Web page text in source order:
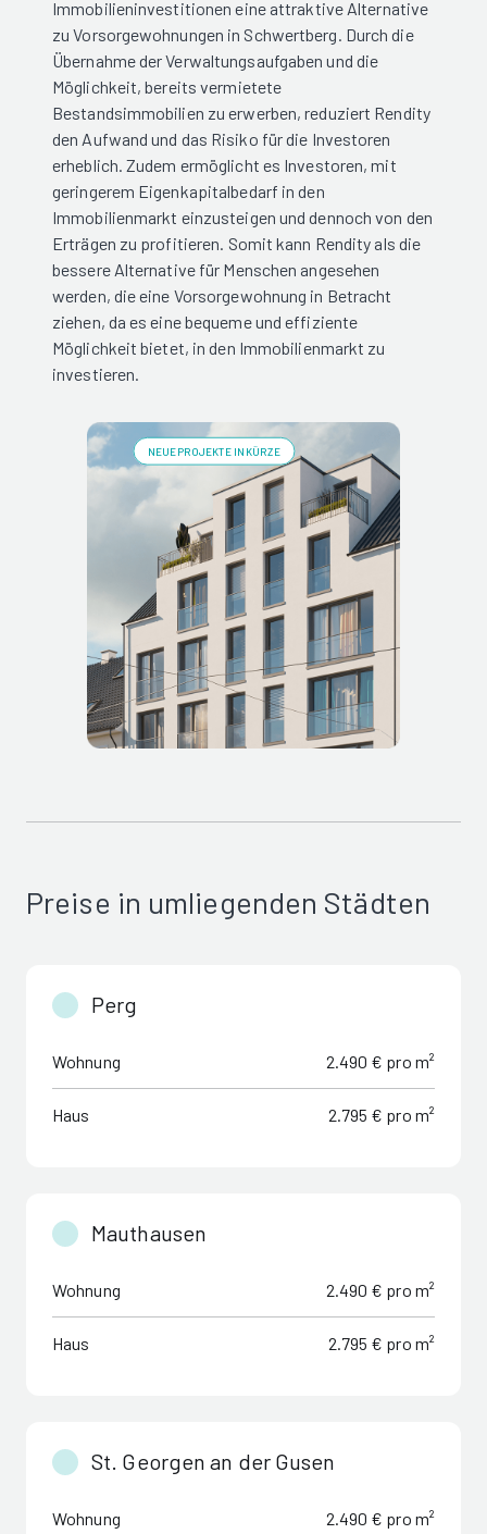
Immobilieninvestitionen eine attraktive Alternative
zu Vorsorgewohnungen in Schwertberg. Durch die
Übernahme der Verwaltungsaufgaben und die
Möglichkeit, bereits vermietete
Bestandsimmobilien zu erwerben, reduziert Rendity
den Aufwand und das Risiko für die Investoren
erheblich. Zudem ermöglicht es Investoren, mit
geringerem Eigenkapitalbedarf in den
Immobilienmarkt einzusteigen und dennoch von den
Erträgen zu profitieren. Somit kann Rendity als die
bessere Alternative für Menschen angesehen
werden, die eine Vorsorgewohnung in Betracht
ziehen, da es eine bequeme und effiziente
Möglichkeit bietet, in den Immobilienmarkt zu
investieren.
NEUE PROJEKTE IN KÜRZE
Preise in umliegenden Städten
Perg
Wohnung 2.490 € pro m²
Haus 2.795 € pro m²
Mauthausen
Wohnung 2.490 € pro m²
Haus 2.795 € pro m²
St. Georgen an der Gusen
Wohnung 2.490 € pro m²